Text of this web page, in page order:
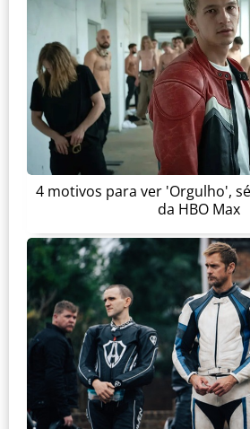
4 motivos para ver 'Orgulho',
da HBO Max